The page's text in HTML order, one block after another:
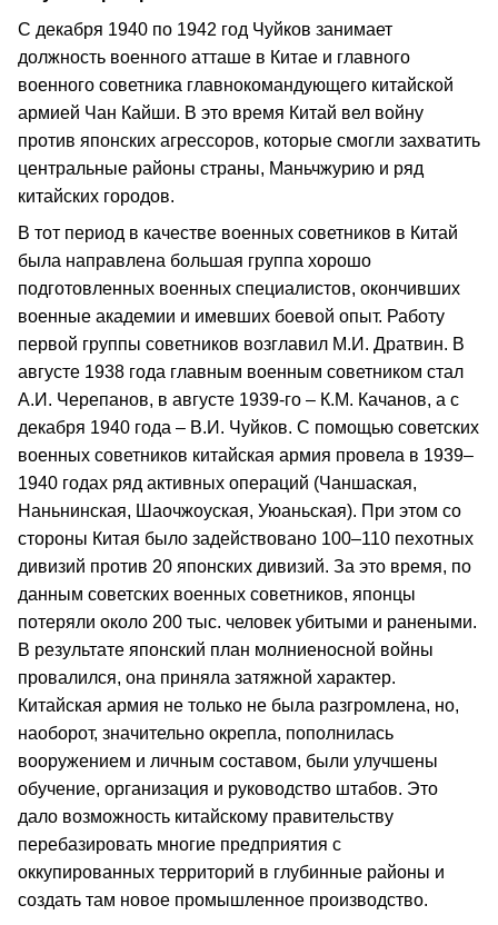
С декабря 1940 по 1942 год Чуйков занимает
должность военного атташе в Китае и главного
военного советника главнокомандующего китайской
армией Чан Кайши. В это время Китай вел войну
против японских агрессоров, которые смогли захватить
центральные районы страны, Маньчжурию и ряд
китайских городов.
В тот период в качестве военных советников в Китай
была направлена большая группа хорошо
подготовленных военных специалистов, окончивших
военные академии и имевших боевой опыт. Работу
первой группы советников возглавил М.И. Дратвин. В
августе 1938 года главным военным советником стал
А.И. Черепанов, в августе 1939-го – К.М. Качанов, а с
декабря 1940 года – В.И. Чуйков. С помощью советских
военных советников китайская армия провела в 1939–
1940 годах ряд активных операций (Чаншаская,
Наньнинская, Шаочжоуская, Уюаньская). При этом со
стороны Китая было задействовано 100–110 пехотных
дивизий против 20 японских дивизий. За это время, по
данным советских военных советников, японцы
потеряли около 200 тыс. человек убитыми и ранеными.
В результате японский план молниеносной войны
провалился, она приняла затяжной характер.
Китайская армия не только не была разгромлена, но,
наоборот, значительно окрепла, пополнилась
вооружением и личным составом, были улучшены
обучение, организация и руководство штабов. Это
дало возможность китайскому правительству
перебазировать многие предприятия с
оккупированных территорий в глубинные районы и
создать там новое промышленное производство.